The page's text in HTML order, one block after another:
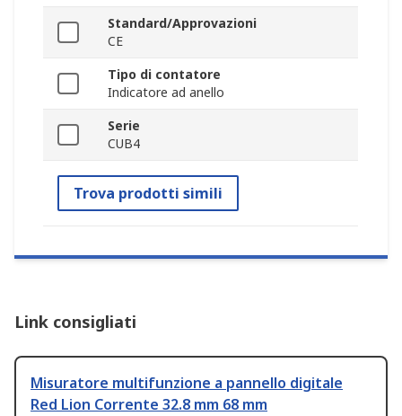
Standard/Approvazioni
CE
Tipo di contatore
Indicatore ad anello
Serie
CUB4
Trova prodotti simili
Link consigliati
Misuratore multifunzione a pannello digitale
Red Lion Corrente 32.8 mm 68 mm